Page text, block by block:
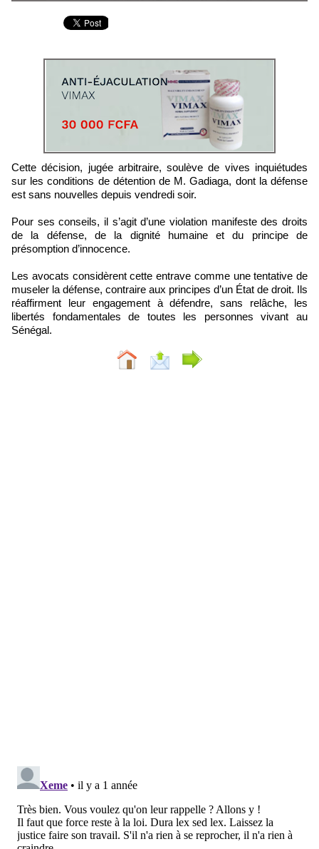
Cette décision, jugée arbitraire, soulève de vives inquiétudes
sur les conditions de détention de M. Gadiaga, dont la défense
est sans nouvelles depuis vendredi soir.
Pour ses conseils, il s’agit d’une violation manifeste des droits
de la défense, de la dignité humaine et du principe de
présomption d’innocence.
Les avocats considèrent cette entrave comme une tentative de
museler la défense, contraire aux principes d’un État de droit. Ils
réaffirment leur engagement à défendre, sans relâche, les
libertés fondamentales de toutes les personnes vivant au
Sénégal.